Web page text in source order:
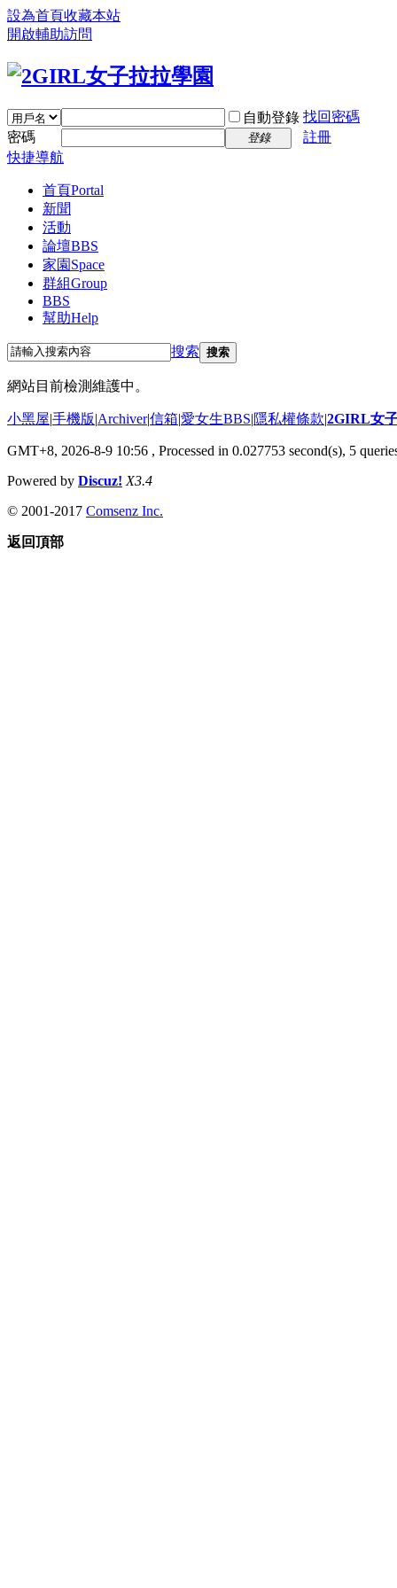
設為首頁收藏本站
開啟輔助訪問
自動登錄 找回密碼
密碼
登錄
註冊
快捷導航
首頁Portal
新聞
活動
論壇BBS
家園 Space
群組Group
BBS
幫助Help
搜索 搜索
網站目前檢測維護中。
小黑屋|手機版|Archiver|信箱|愛女生BBS|隱私權條款|2GIRL女
GMT+8, 2026-8-9 10:56 , Processed in 0.027753 second(s), 5
Powered by Discuz! X3.4
© 2001-2017 Comsenz Inc.
返回頂部